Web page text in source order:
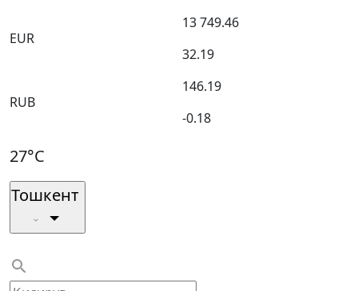
EUR
13 749.46
32.19
RUB
146.19
-0.18
27°C
Тошкент